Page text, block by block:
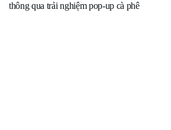
thông qua trải nghiệm pop-up cà phê